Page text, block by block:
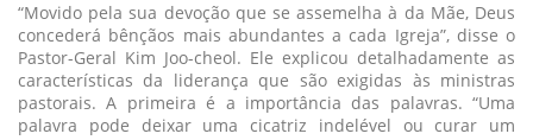
“Movido pela sua devoção que se assemelha à da Mãe, Deus
concederá bênçãos mais abundantes a cada Igreja”, disse o
Pastor-Geral Kim Joo-cheol. Ele explicou detalhadamente as
características da liderança que são exigidas às ministras
pastorais. A primeira é a importância das palavras. “Uma
palavra pode deixar uma cicatriz indelével ou curar um